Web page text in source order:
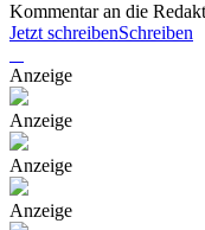
Kommentar an die
Jetzt schreibenSchreiben
Anzeige
Anzeige
Anzeige
Anzeige